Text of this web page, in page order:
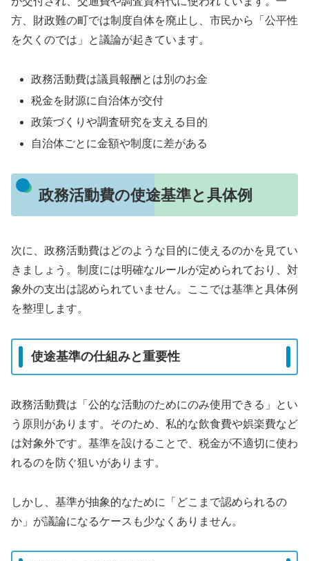
方、財政難の町では制度自体を廃止し、市民から「公平性
を欠くのでは」と議論が起きています。
政務活動費は議員報酬とは別のお金
税金を財源に自治体が交付
政策づくりや調査研究を支える目的
自治体ごとに金額や制度に差がある
政務活動費の使途基準と具体例
次に、政務活動費はどのような目的に使えるのかを見てい
きましょう。制度には明確なルールが定められており、対
象外の支出は認められていません。ここでは基準と具体例
を整理します。
使途基準の仕組みと重要性
政務活動費は「公的な活動のためにのみ使用できる」とい
う原則があります。そのため、私的な飲食費や娯楽費など
は対象外です。基準を設けることで、税金が不適切に使わ
れるのを防ぐ狙いがあります。
しかし、基準が抽象的なために「どこまで認められるの
か」が議論になるケースも少なくありません。